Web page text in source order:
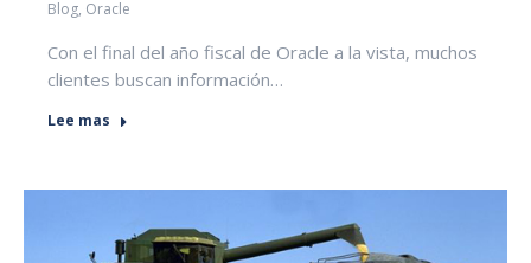
Blog, Oracle
Con el final del año fiscal de Oracle a la vista, muchos
clientes buscan información…
Lee mas